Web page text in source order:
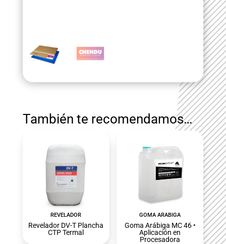
También te recomendamos…
REVELADOR
Revelador DV-T Plancha
CTP Termal
GOMA ARABIGA
Goma Arábiga MC 46 •
Aplicación en
Procesadora